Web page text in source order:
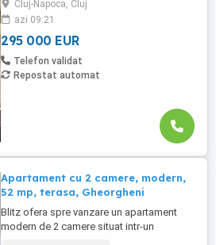
Clujului, localizată pe strada Mihail
Kogălniceanu (fostă Farkas). Construit
între 1790 1795 de contele Ádám ...
Cluj-Napoca, Cluj
azi 09:21
295 000 EUR
Telefon validat
Repostat automat
Apartament cu 2 camere, modern,
52 mp, terasa, Gheorgheni
Blitz ofera spre vanzare un apartament
modern de 2 camere situat intr-un